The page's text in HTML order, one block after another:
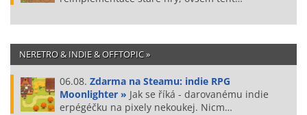
NERETRO & INDIE & OFFTOPIC »
06.08. Zdarma na Steamu: indie RPG
Moonlighter » Jak se říká - darovanému indie
erpégéčku na pixely nekoukej. Nicm…